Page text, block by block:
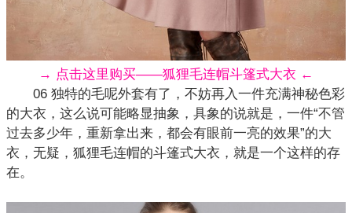
→ 点击这里购买——狐狸毛连帽斗篷式大衣 ←
06 独特的毛呢外套有了，不妨再入一件充满神秘色彩
的大衣，这么说可能略显抽象，具象的说就是，一件“不管
过去多少年，重新拿出来，都会有眼前一亮的效果”的大
衣，无疑，狐狸毛连帽的斗篷式大衣 ，就是一个这样的存
在。